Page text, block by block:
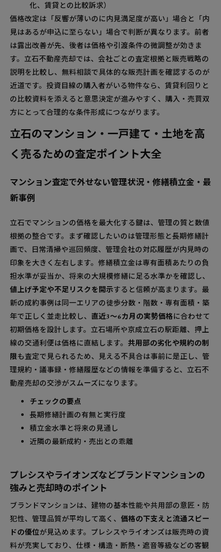
化、賃貸との比較訴求）
価格改定は「反響が薄いのに内見満足度が高い」場合と「内
見はあるが申込に至らない」場合で判断が異なります。前者
は露出改善が先、後者は価格や引渡条件の微調整が効きま
す。立石不動産売却では、会社ごとの査定根拠と販売戦略の
説明を比較し、無料相談で具体的な販売計画を確認するのが
近道です。投資目線の購入者がいる物件なら、賃貸利回りと
の比較資料を添えると意思決定が進みやすく、購入・売買双
方にとって合理的な条件形成につながります。
立石のマンション・一戸建て・土地を高
く売るための査定ポイント大全
マンション査定で外せない管理状況・修繕積立金・最
新事例
立石でマンションの価格を最大化する鍵は、管理の質と数値
根拠の整合です。まず確認したいのは管理形態と長期修繕計
画で、日常清掃や巡回頻度、管理会社の対応履歴が内見時の
印象を大きく左右します。修繕積立金は専有面積あたりの負
担水準が妥当か、将来の大規模修繕に足る水準かを確認し、
値上げ予定や不足リスクを開示すると信頼が高まります。最
新の成約事例は同一エリアの徒歩分数・階数・専有面積・築
年で正しく並走比較し、 直近3〜6カ月の実勢価格に合わせて
初期価格を設計します。立石場所や京成立石の駅距離、押上
線の交通利便は価格に直結します。 共用部の劣化や規約の制
限も査定で見られるため、見える不具合は事前に是正し、管
理規約・議事録・修繕履歴などの情報を準備すると、立石不
動産売却の交渉がスムーズになります。
チェックの要点
長期修繕計画の有無と実行度
積立金水準と将来の見通し
近隣の最新成約・売出との乖離
プレシスやライオンズなどブランドマンションの
強みと売却時のポイント
ブランドマンションは、建物の基本性能や共用部の意匠・防
犯性、管理品質が平均して高く、 価格の下支えと流通スピー
ドの優位が見込めます。プレシスやライオンズは販売時の資
料が充実しており、仕様・構造・断熱・遮音等級などの客観